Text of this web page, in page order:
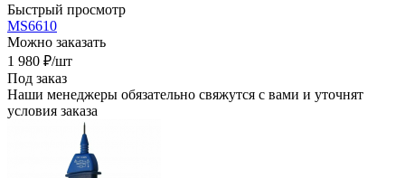
Быстрый просмотр
MS6610
Можно заказать
1 980 ₽/шт
Под заказ
Наши менеджеры обязательно свяжутся с вами и уточнят
условия заказа